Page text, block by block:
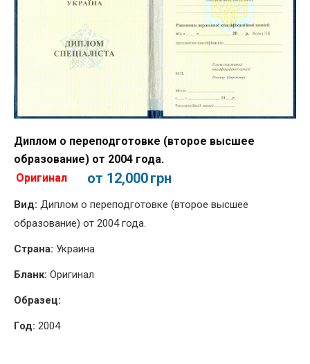
Диплом о переподготовке (второе высшее
образование) от 2004 года.
Оригинал
от 12,000грн
Вид: Диплом о переподготовке (второе высшее
образование) от 2004 года.
Страна: Украина
Бланк: Оригинал
Образец:
Год: 2004